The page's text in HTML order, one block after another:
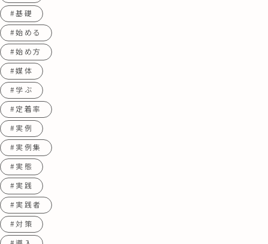
#基礎
#始める
#始め方
#媒体
#学ぶ
#定着率
#実例
#実例集
#実態
#実践
#実践者
#対策